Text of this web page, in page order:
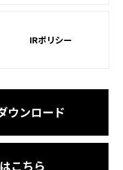
IRポリシー
ウンロード
こちら